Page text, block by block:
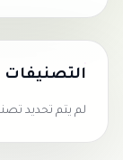
التصنيفات
لم يتم تحديد